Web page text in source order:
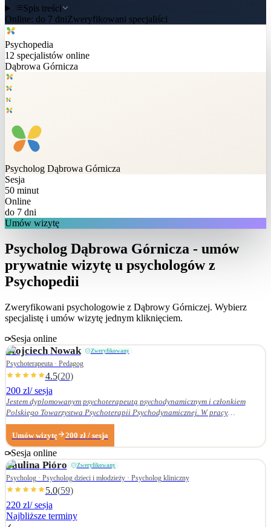
Spis treści
Online: do 7 dniZweryfikowani specjaliści
Psychopedia
12 specjalistów online
Dąbrowa Górnicza
Psycholog Dąbrowa Górnicza
Sesja
50 minut
Online
do 7 dni
Umów wizytę
Psycholog Dąbrowa Górnicza - umów
prywatnie wizytę u psychologów z
Psychopedii
Zweryfikowani psychologowie z Dąbrowy Górniczej. Wybierz
specjalistę i umów wizytę jednym kliknięciem.
Sesja online
Wojciech Nowak Zweryfikowany
Psychoterapeuta · Pedagog
4.5(20)
200 zl/ sesja
Jestem dyplomowanym psychoterapeutą psychodynamicznym i członkiem
Polskiego Towarzystwa Psychoterapii Psychodynamicznej. W pracy
terapeutycznej wnikliwie słucham pacjenta i podążam za jego narracją. Moje
zainteresowania zawodowe obejmują przede wszystkim: • psychoterapię
zaburzeń osobowości, • zaburzenia nerwicowe i lękowe, • problematykę relacji
małżeńskich i rodzinnych. Nie zajmuję się terapią uzależnień. Ukończyłem
Wydział Nauk Pedagogicznych Dolnośląskiej Szkoły Wyższej we Wrocławiu —
w 2007 r. studia licencjackie (pedagogika rodzinna), a w 2009 r. magisterskie
(resocjalizacja). W 2016 r. ukończyłem czteroletnie szkolenie z psychoterapii
psychodynamicznej w Krakowskim Centrum Psychodynamicznym, a w styczniu
2020 r. uzyskałem dyplom psychoterapeuty psychodynamicznego. Od
ukończenia szkoły psychoterapii regularnie uczestniczę w konferencjach
Umów wizytę 200 zł / sesja
Sesja online
Paulina Pióro Zweryfikowany
Psycholog · Psycholog dzieci i młodzieży · Psycholog kliniczny
5.0(59)
220 zl/ sesja
Najbliższe terminy